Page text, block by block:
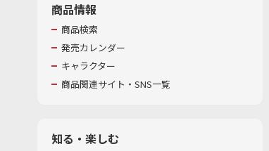
商品情報
商品検索
発売カレンダー
キャラクター
商品関連サイト・SNS一覧
知る・楽しむ